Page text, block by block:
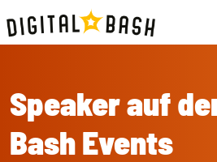
Speaker auf
Bash Events